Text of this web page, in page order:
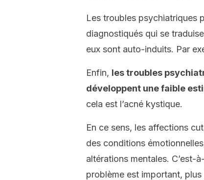
Les troubles psychiatriques
diagnostiqués qui se
eux sont auto-induits. Par
Enfin, les troubles
développent une faible
cela est l’acné kystique.
En ce sens, les affections
des conditions
altérations mentales. C’est-
problème est important,